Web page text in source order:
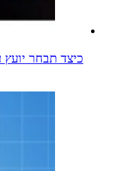
כיצד תבחר יועץ